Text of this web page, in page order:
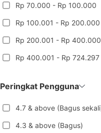
Rp 70.000 - Rp 100.000
Rp 100.001 - Rp 200.000
Rp 200.001 - Rp 400.000
Rp 400.001 - Rp 724.297
Peringkat Pengguna
4.7 & above (Bagus
4.3 & above (Bagus)